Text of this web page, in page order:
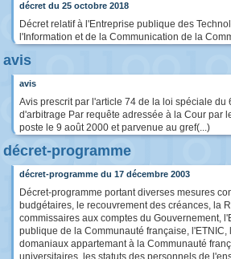
décret du 25 octobre 2018
Décret relatif à l'Entreprise publique des
l'Information et de la Communication de la
avis
avis
Avis prescrit par l'article 74 de la loi spéciale du
d'arbitrage Par requête adressée à la Cour par
poste le 9 août 2000 et parvenue au gref(...)
décret-programme
décret-programme du 17 décembre 2003
Décret-programme portant diverses mesures
budgétaires, le recouvrement des créances, la
commissaires aux comptes du Gouvernement,
publique de la Communauté française,
domaniaux appartemant à la Communauté